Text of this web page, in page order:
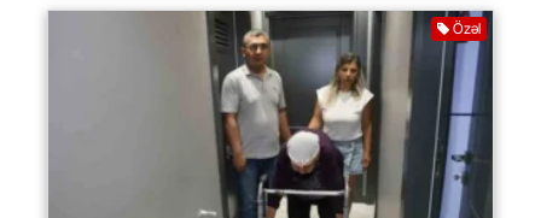
Özəl